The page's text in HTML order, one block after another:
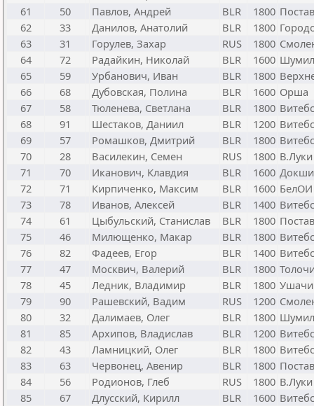
61
50 Павлов, Андрей BLR 1800
62
33 Данилов, Анатолий BLR 1800
63
31 Горулев, Захар RUS 1800
64
72 Радайкин, Николай BLR 1600
65
59 Урбанович, Иван BLR 1800
66
68 Дубовская, Полина BLR 1600 Орша
67
58 Тюленева, Светлана BLR 1800
68
91 Шестаков, Даниил BLR 1200
69
57 Ромашков, Дмитрий BLR 1800
70
28 Василекин, Семен RUS 1800 В.Луки
71
70 Иканович, Клавдия BLR 1600
72
71 Кирпиченко, Максим BLR 1600 БелОИ
73
78 Иванов, Алексей BLR 1400
74
61 Цыбульский, Станислав BLR 1800
75
46 Милющенко, Макар BLR 1800
76
82 Фадеев, Егор BLR 1400
77
47 Москвич, Валерий BLR 1800
78
45 Ледник, Владимир BLR 1800 Ушачи
79
90 Рашевский, Вадим RUS 1200
80
32 Далимаев, Олег BLR 1800
81
85 Архипов, Владислав BLR 1200
82
43 Ламницкий, Олег BLR 1800
83
63 Червонец, Авенир BLR 1800
84
56 Родионов, Глеб RUS 1800 В.Луки
85
67 Длусский, Кирилл BLR 1600